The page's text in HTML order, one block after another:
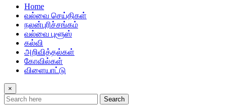
Home
வல்வை செய்திகள்
நலன்புரிச்சங்கம்
வல்வை புளூஸ்
கல்வி
அறிவித்தல்கள்
கோவில்கள்
விளையாட்டு
×
Search